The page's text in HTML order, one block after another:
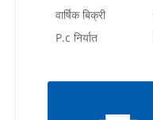
वार्षिक बिक्री
P.c निर्यात